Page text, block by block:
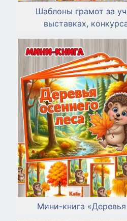
Шаблоны грамот за
выставках,
Мини-книга «Деревья